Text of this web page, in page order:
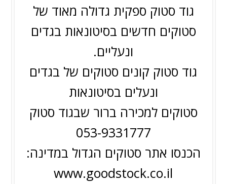
גוד סטוק ספקית גדולה מאוד של
סטוקים חדשים בסיטונאות בגדים
ונעליים.
גוד סטוק קונים סטוקים של בגדים
ונעלים בסיטונאות
סטוקים למכירה ברור שבגוד סטוק
053-9331777
הכנסו אתר סטוקים הגדול במדינה:
www.goodstock.co.il